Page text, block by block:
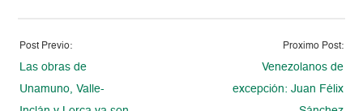
Post Previo:
Las obras de
Unamuno, Valle-
Proximo Post:
Venezolanos de
excepción: Juan Félix